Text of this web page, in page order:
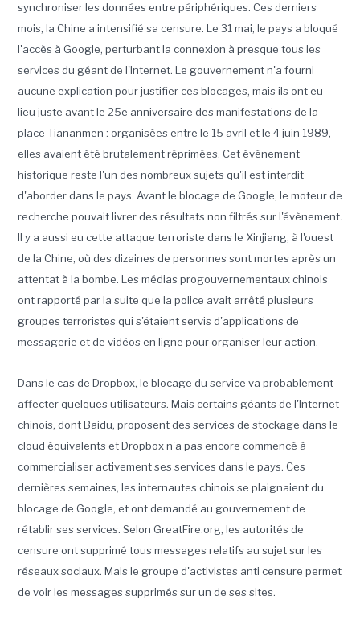
synchroniser les données entre périphériques. Ces derniers
mois, la Chine a intensifié sa censure. Le 31 mai, le pays a bloqué
l'accès à Google, perturbant la connexion à presque tous les
services du géant de l'Internet. Le gouvernement n'a fourni
aucune explication pour justifier ces blocages, mais ils ont eu
lieu juste avant le 25e anniversaire des manifestations de la
place Tiananmen : organisées entre le 15 avril et le 4 juin 1989,
elles avaient été brutalement réprimées. Cet événement
historique reste l'un des nombreux sujets qu'il est interdit
d'aborder dans le pays. Avant le blocage de Google, le moteur de
recherche pouvait livrer des résultats non filtrés sur l'évènement.
Il y a aussi eu cette attaque terroriste dans le Xinjiang, à l'ouest
de la Chine, où des dizaines de personnes sont mortes après un
attentat à la bombe. Les médias progouvernementaux chinois
ont rapporté par la suite que la police avait arrêté plusieurs
groupes terroristes qui s'étaient servis d'applications de
messagerie et de vidéos en ligne pour organiser leur action.
Dans le cas de Dropbox, le blocage du service va probablement
affecter quelques utilisateurs. Mais certains géants de l'Internet
chinois, dont Baidu, proposent des services de stockage dans le
cloud équivalents et Dropbox n'a pas encore commencé à
commercialiser activement ses services dans le pays. Ces
dernières semaines, les internautes chinois se plaignaient du
blocage de Google, et ont demandé au gouvernement de
rétablir ses services. Selon GreatFire.org, les autorités de
censure ont supprimé tous messages relatifs au sujet sur les
réseaux sociaux. Mais le groupe d'activistes anti censure permet
de voir les messages supprimés sur un de ses sites.